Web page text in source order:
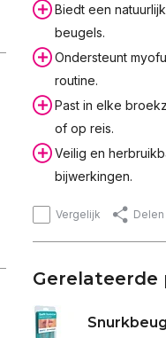
Biedt een
beugels.
Ondersteunt
routine.
Past in elke
of op reis.
Veilig en
bijwerkingen.
Vergelijk Delen
Gerelateerde